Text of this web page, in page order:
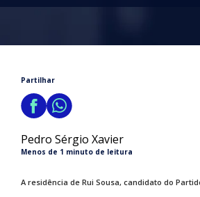
Partilhar
Pedro Sérgio Xavier
Menos de 1 minuto de leitura
A residência de Rui Sousa, candidato do